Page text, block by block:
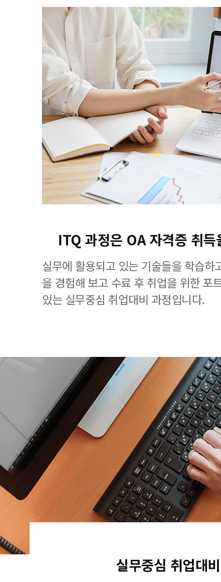
ITQ 과정은 OA 자격증 취
실무에 활용되고 있는 기술들을 학습하
을 경험해 보고 수료 후 취업을 위한 포
있는 실무중심 취업대비 과정입니다.
실무중심 취업대